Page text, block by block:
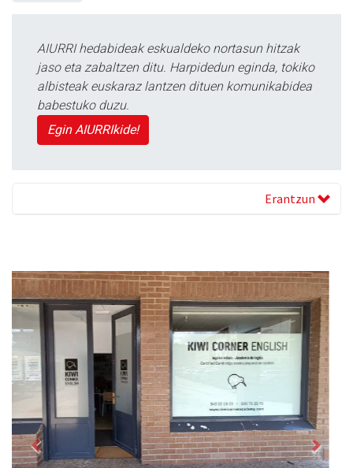
AIURRI hedabideak eskualdeko nortasun hitzak
jaso eta zabaltzen ditu. Harpidedun eginda, tokiko
albisteak euskaraz lantzen dituen komunikabidea
babestuko duzu.
Egin AIURRIkide!
Erantzun
Previous Next